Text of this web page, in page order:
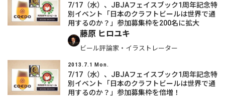
7/17（水）、JBJAフェイスブック1周年記念特
別イベント「日本のクラフトビールは世界で通
用するのか？」参加募集枠を200名に拡大
藤原 ヒロユキ
ビール評論家・イラストレーター
2013.7.1 Mon.
7/17（水）、JBJAフェイスブック1周年記念特
別イベント「日本のクラフトビールは世界で通
用するのか？」参加募集枠を倍増！